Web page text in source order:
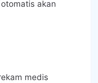
akan
medis